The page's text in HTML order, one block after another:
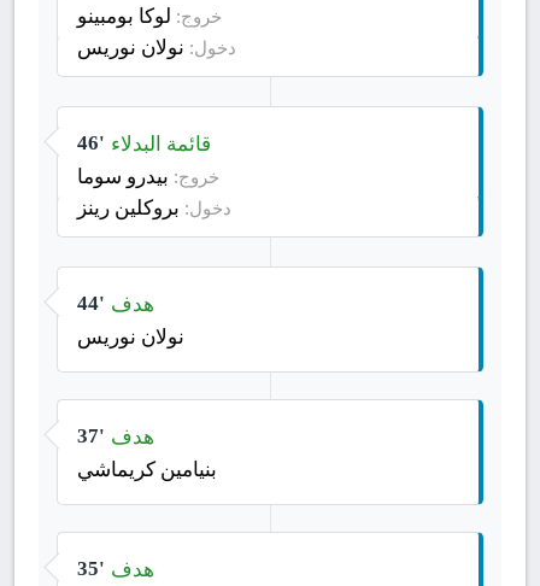
خروج: لوكا بومبينو
دخول: نولان نوريس
46' قائمة البدلاء
خروج: بيدرو سوما
دخول: بروكلين رينز
44' هدف
نولان نوريس
37' هدف
بنيامين كريماشي
35' هدف